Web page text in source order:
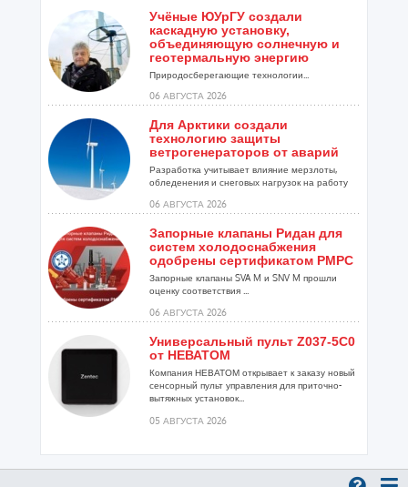
Учёные ЮУрГУ создали
каскадную установку,
объединяющую солнечную и
геотермальную энергию
Природосберегающие технологии...
06 АВГУСТА 2026
Для Арктики создали
технологию защиты
ветрогенераторов от аварий
Разработка учитывает влияние мерзлоты,
обледенения и снеговых нагрузок на работу
06 АВГУСТА 2026
Запорные клапаны Ридан для
систем холодоснабжения
одобрены сертификатом РМРС
Запорные клапаны SVA M и SNV M прошли
оценку соответствия ...
06 АВГУСТА 2026
Универсальный пульт Z037-5C0
от НЕВАТОМ
Компания НЕВАТОМ открывает к заказу новый
сенсорный пульт управления для приточно-
вытяжных установок...
05 АВГУСТА 2026